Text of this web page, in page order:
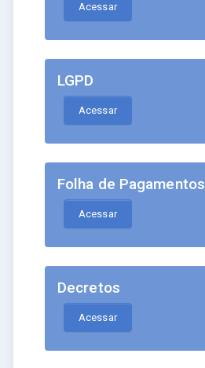
Acessar
LGPD
Acessar
Folha de Pagamentos
Acessar
Decretos
Acessar